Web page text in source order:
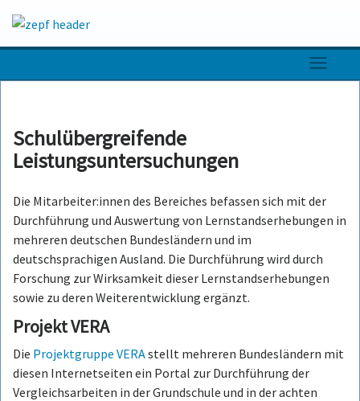
Schulübergreifende
Leistungsuntersuchungen
Die Mitarbeiter:innen des Bereiches befassen sich mit der
Durchführung und Auswertung von Lernstandserhebungen in
mehreren deutschen Bundesländern und im
deutschsprachigen Ausland. Die Durchführung wird durch
Forschung zur Wirksamkeit dieser Lernstandserhebungen
sowie zu deren Weiterentwicklung ergänzt.
Projekt VERA
Die Projektgruppe VERAstellt mehreren Bundesländern mit
diesen Internetseiten ein Portal zur Durchführung der
Vergleichsarbeiten in der Grundschule und in der achten